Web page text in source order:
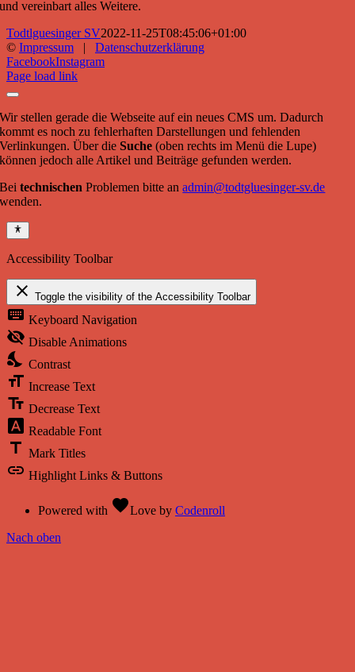
und vereinbart alles Weitere.
Todtlguesinger SV2022-11-25T08:45:06+01:00
© Impressum | Datenschutzerklärung
FacebookInstagram
Page load link
Wir stellen gerade die Webseite auf ein neues CMS um. Dadurch
kommt es noch zu fehlerhaften Darstellungen und fehlenden
Verlinkungen. Über dieSuche (oben rechts im Menü die Lupe)
können jedoch alle Artikel und Beiträge gefunden werden.
Beitechnischen Problemen bitte anadmin@todtgluesinger-sv.de
wenden.
Accessibility Toolbar
close Toggle the visibility of the Accessibility Toolbar
keyboard Keyboard Navigation
visibility_off Disable Animations
nights_stay Contrast
format_size Increase Text
text_fields Decrease Text
font_download Readable Font
title Mark Titles
link Highlight Links & Buttons
Powered with favoriteLove by Codenroll
Nach oben